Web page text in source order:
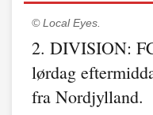
© Local Eyes.
2. DIVISION:
lørdag
fra Nordjylland.